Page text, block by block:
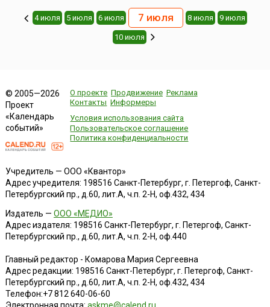
4 июля 5 июля 6 июля 7 июля 8 июля 9 июля
10 июля
© 2005—2026
Проект
«Календарь
событий»
О проекте Продвижение Реклама
Контакты Информеры
Условия использования сайта
Пользовательское соглашение
Политика конфиденциальности
Учредитель — ООО «Квантор»
Адрес учредителя: 198516 Санкт-Петербург, г. Петергоф, Санкт-
Петербургский пр., д.60, лит.А, ч.п. 2-Н, оф.432, 434
Издатель — ООО «МЕДИО»
Адрес издателя: 198516 Санкт-Петербург, г. Петергоф, Санкт-
Петербургский пр., д.60, лит.А, ч.п. 2-Н, оф.440
Главный редактор - Комарова Мария Сергеевна
Адрес редакции: 198516 Санкт-Петербург, г. Петергоф, Санкт-
Петербургский пр., д.60, лит.А, ч.п. 2-Н, оф.432, 434
Телефон:+7 812 640-06-60
Электронная почта: askme@calend.ru